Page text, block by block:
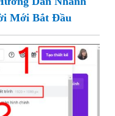
Mới Bắt Đầu